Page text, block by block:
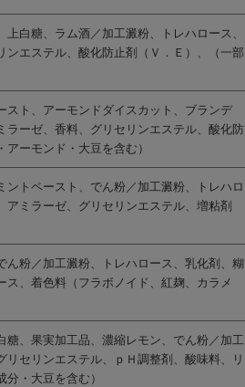
白糖、ラム酒／加工澱粉、トレハロース、
エステル、酸化防止剤（Ｖ．Ｅ）、（一部
ト、アーモンドダイスカット、ブランデ
ーゼ、香料、グリセリンエステル、酸化防
ーモンド・大豆を含む）
トペースト、でん粉／加工澱粉、トレハロ
ミラーゼ、グリセリンエステル、増粘剤
粉／加工澱粉、トレハロース、乳化剤、糊
、着色料（フラボノイド、紅麹、カラメ
、果実加工品、濃縮レモン、でん粉／加工
セリンエステル、ｐＨ調整剤、酸味料、リ
・大豆を含む）